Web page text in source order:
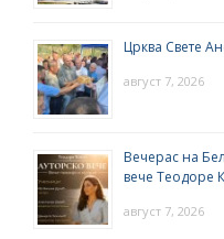
Црква Свете
август 7, 2026
Вечерас на
вече Теодоре
август 7, 2026